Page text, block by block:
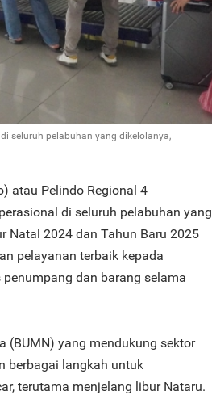
seluruh pelabuhan yang dikelolanya,
atau Pelindo Regional 4
di seluruh pelabuhan yang
Natal 2024 dan Tahun Baru 2025
pelayanan terbaik kepada
dan barang selama
(BUMN) yang mendukung sektor
berbagai langkah untuk
terutama menjelang libur Nataru.